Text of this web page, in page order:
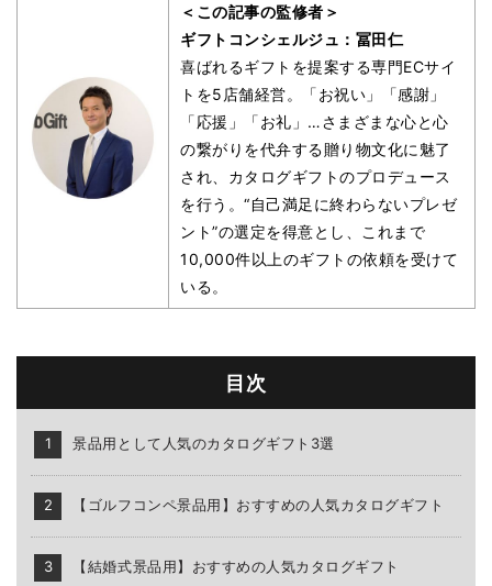
＜この記事の監修者＞
ギフトコンシェルジュ：冨田仁
喜ばれるギフトを提案する専門ECサイ
トを5店舗経営。「お祝い」「感謝」
「応援」「お礼」…さまざまな心と心
の繋がりを代弁する贈り物文化に魅了
され、カタログギフトのプロデュース
を行う。“自己満足に終わらないプレゼ
ント”の選定を得意とし、これまで
10,000件以上のギフトの依頼を受けて
いる。
目次
景品用として人気のカタログギフト3選
【ゴルフコンペ景品用】おすすめの人気カタログギフト
【結婚式景品用】おすすめの人気カタログギフト